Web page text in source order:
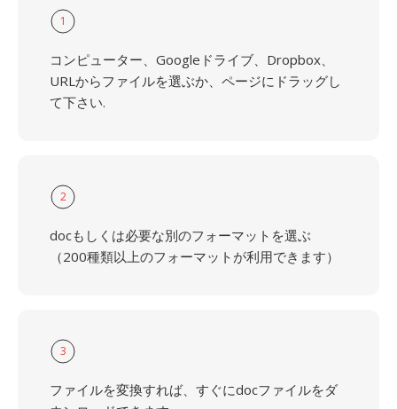
1
コンピューター、Googleドライブ、Dropbox、
URLからファイルを選ぶか、ページにドラッグし
て下さい.
2
docもしくは必要な別のフォーマットを選ぶ
（200種類以上のフォーマットが利用できます）
3
ファイルを変換すれば、すぐにdocファイルをダ